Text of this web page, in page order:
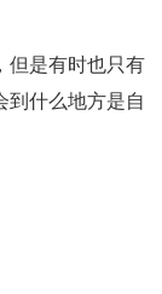
是有时也只有
到什么地方是自